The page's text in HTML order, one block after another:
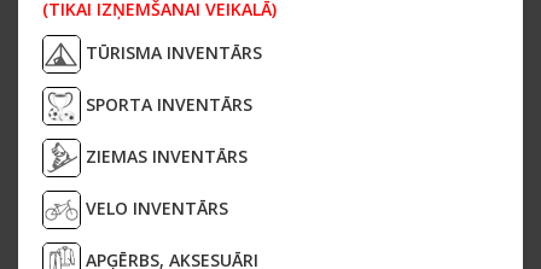
(TIKAI IZŅEMŠANAI VEIKALĀ)
TŪRISMA INVENTĀRS
SPORTA INVENTĀRS
ZIEMAS INVENTĀRS
VELO INVENTĀRS
APĢĒRBS, AKSESUĀRI